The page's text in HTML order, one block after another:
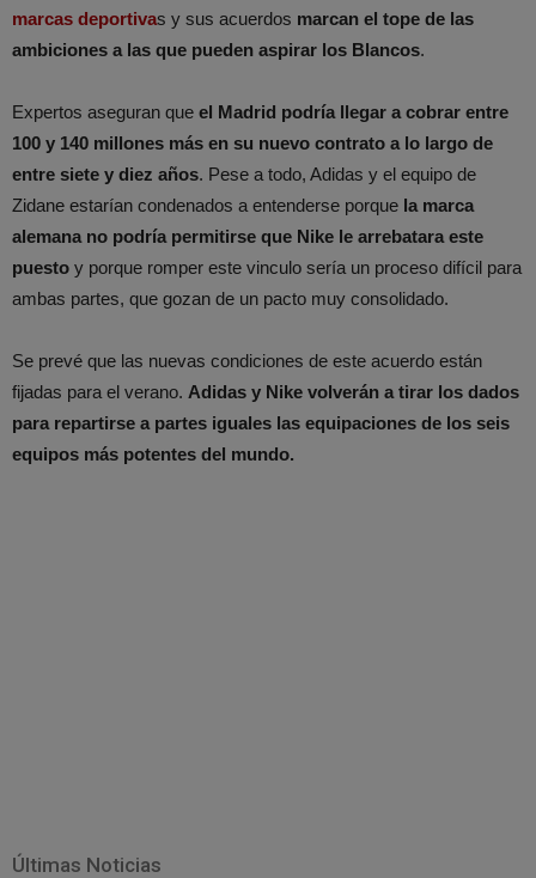
marcas deportivas y sus acuerdos marcan el tope de las
ambiciones a las que pueden aspirar los Blancos.
Expertos aseguran que el Madrid podría llegar a cobrar entre
100 y 140 millones más en su nuevo contrato a lo largo de
entre siete y diez años. Pese a todo, Adidas y el equipo de
Zidane estarían condenados a entenderse porque la marca
alemana no podría permitirse que Nike le arrebatara este
puesto y porque romper este vinculo sería un proceso difícil para
ambas partes, que gozan de un pacto muy consolidado.
Se prevé que las nuevas condiciones de este acuerdo están
fijadas para el verano. Adidas y Nike volverán a tirar los dados
para repartirse a partes iguales las equipaciones de los seis
equipos más potentes del mundo.
Últimas Noticias